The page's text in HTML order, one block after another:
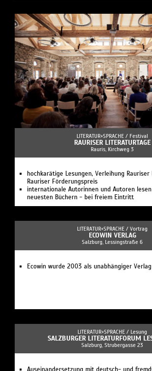
LITERATUR+SPRACHE / Festival
RAURISER LITERATURTAGE
Rauris, Kirchweg 3
hochkarätige Lesungen, Verleihung
Rauriser Förderungspreis
internationale Autorinnen und Autoren
neuesten Büchern - bei freiem Eintritt
LITERATUR+SPRACHE / Vortrag
ECOWIN VERLAG
Salzburg, Lessingstraße 6
Ecowin wurde 2003 als unabhängiger
LITERATUR+SPRACHE / Lesung
SALZBURGER LITERATURFORUM
Salzburg, Strubergasse 23